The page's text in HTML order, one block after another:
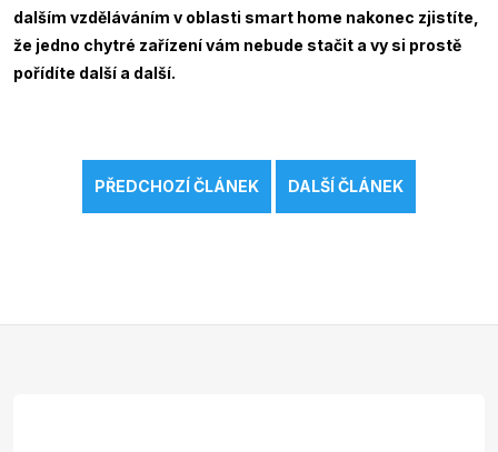
dalším vzděláváním v oblasti smart home nakonec zjistíte,
že jedno chytré zařízení vám nebude stačit a vy si prostě
pořídíte další a další.
PŘEDCHOZÍ ČLÁNEK DALŠÍ ČLÁNEK